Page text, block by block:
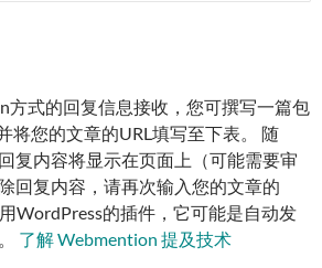
方式的回复信息接收，您可撰写一篇包
将您的文章的URL填写至下表。 随
复内容将显示在页面上（可能需要审
回复内容，请再次输入您的文章的
WordPress的插件，它可能是自动发
了解 Webmention 提及技术